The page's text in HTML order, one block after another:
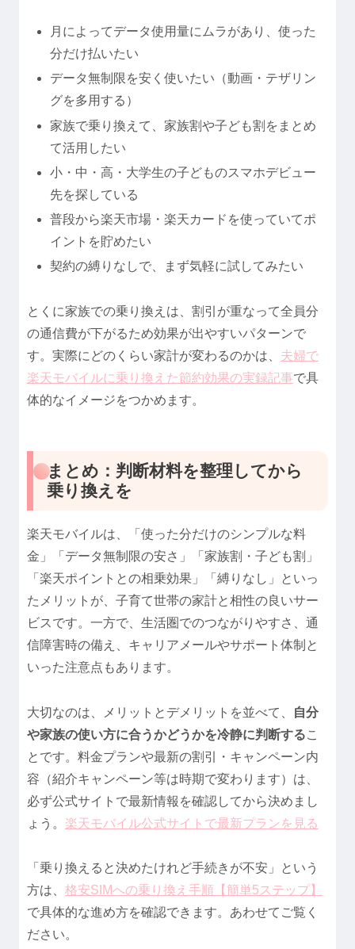
月によってデータ使用量にムラがあり、使った
分だけ払いたい
データ無制限を安く使いたい（動画・テザリン
グを多用する）
家族で乗り換えて、家族割や子ども割をまとめ
て活用したい
小・中・高・大学生の子どものスマホデビュー
先を探している
普段から楽天市場・楽天カードを使っていてポ
イントを貯めたい
契約の縛りなしで、まず気軽に試してみたい
とくに家族での乗り換えは、割引が重なって全員分
の通信費が下がるため効果が出やすいパターンで
す。実際にどのくらい家計が変わるのかは、 夫婦で
楽天モバイルに乗り換えた節約効果の実録記事で具
体的なイメージをつかめます。
まとめ：判断材料を整理してから
乗り換えを
楽天モバイルは、「使った分だけのシンプルな料
金」「データ無制限の安さ」「家族割・子ども割」
「楽天ポイントとの相乗効果」「縛りなし」といっ
たメリットが、子育て世帯の家計と相性の良いサー
ビスです。一方で、生活圏でのつながりやすさ、通
信障害時の備え、キャリアメールやサポート体制と
いった注意点もあります。
大切なのは、メリットとデメリットを並べて、
自分
や家族の使い方に合うかどうかを冷静に判断するこ
とです。料金プランや最新の割引・キャンペーン内
容（紹介キャンペーン等は時期で変わります）は、
必ず公式サイトで最新情報を確認してから決めまし
ょう。 楽天モバイル公式サイトで最新プランを見る
「乗り換えると決めたけれど手続きが不安」という
方は、 格安SIMへの乗り換え手順【簡単5ステップ】
で具体的な進め方を確認できます。あわせてご覧く
ださい。